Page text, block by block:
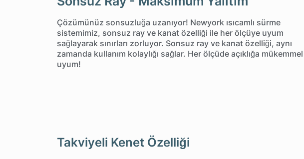
Çözümünüz sonsuzluğa uzanıyor! Newyork ısıcamlı sürme
sistemimiz, sonsuz ray ve kanat özelliği ile her ölçüye uyum
sağlayarak sınırları zorluyor. Sonsuz ray ve kanat özelliği, aynı
zamanda kullanım kolaylığı sağlar. Her ölçüde açıklığa mükemmel
uyum!
Takviyeli Kenet Özelliği